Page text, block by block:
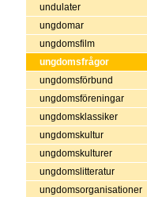
undulater
ungdomar
ungdomsfilm
ungdomsfrågor
ungdomsförbund
ungdomsföreningar
ungdomsklassiker
ungdomskultur
ungdomskulturer
ungdomslitteratur
ungdomsorganisationer